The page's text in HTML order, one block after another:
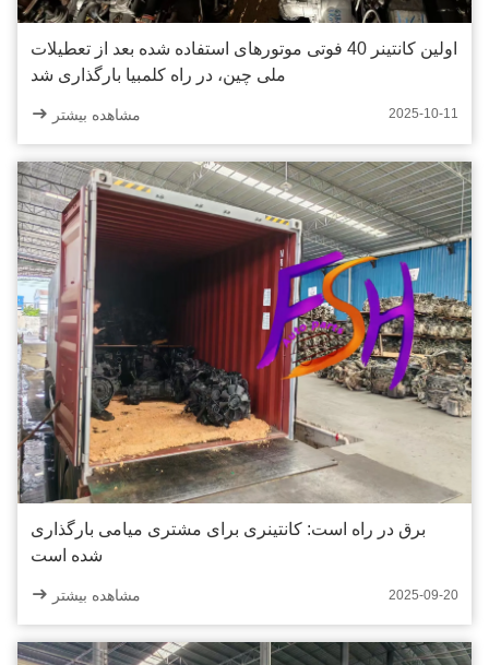
اولین کانتینر 40 فوتی موتورهای استفاده شده بعد از تعطیلات
ملی چین، در راه کلمبیا بارگذاری شد
2025-10-11 مشاهده بیشتر
برق در راه است: کانتینری برای مشتری میامی بارگذاری
شده است
2025-09-20 مشاهده بیشتر